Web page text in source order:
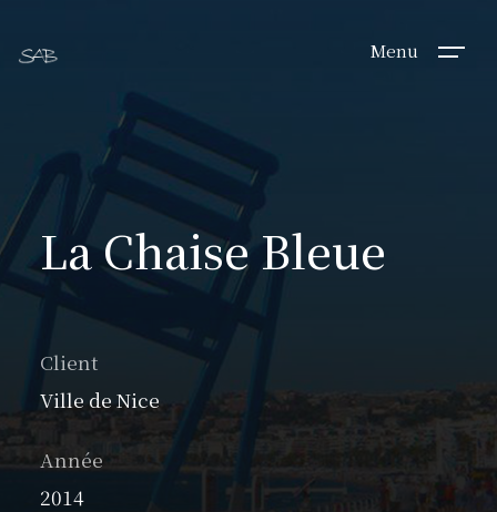
Menu
La Chaise Bleue
Client
Ville de Nice
Année
2014